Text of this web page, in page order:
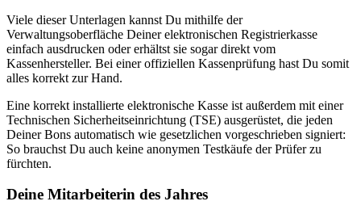
Viele dieser Unterlagen kannst Du mithilfe der
Verwaltungsoberfläche Deiner elektronischen Registrierkasse
einfach ausdrucken oder erhältst sie sogar direkt vom
Kassenhersteller. Bei einer offiziellen Kassenprüfung hast Du somit
alles korrekt zur Hand.
Eine korrekt installierte elektronische Kasse ist außerdem mit einer
Technischen Sicherheitseinrichtung (TSE) ausgerüstet, die jeden
Deiner Bons automatisch wie gesetzlichen vorgeschrieben signiert:
So brauchst Du auch keine anonymen Testkäufe der Prüfer zu
fürchten.
Deine Mitarbeiterin des Jahres